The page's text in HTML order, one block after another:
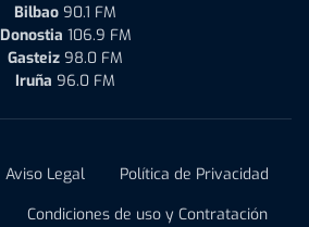
Bilbao 90.1 FM
Donostia 106.9 FM
Gasteiz 98.0 FM
Iruña 96.0 FM
Aviso Legal
Política de Privacidad
Condiciones de uso y Contratación